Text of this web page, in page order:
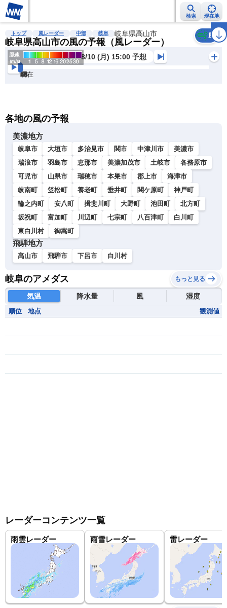
検索 現在地
雨雲レーダー 台風情報 地震情報 警報・注意報 2週間天気 ラ
トップ 風レーダー 中部 岐阜 岐阜県高山市
岐阜県高山市の風の予報（風レーダー）
風
8/10 (月) 15:00 予想
現在
6h
12
24
36
48
60
72
各地の風の予報
美濃地方
岐阜市 大垣市 多治見市 関市 中津川市
美濃市
瑞浪市
羽島市 恵那市 美濃加茂市 土岐市
各務原市
可児市
山県市 瑞穂市 本巣市 郡上市
海津市
岐南町
笠松町 養老町 垂井町 関ケ原町
神戸町
輪之内町
安八町 揖斐川町 大野町 池田町
北方町
坂祝町
富加町 川辺町 七宗町 八百津町
白川町
東白川村
御嵩町
飛騨地方
高山市 飛騨市 下呂市 白川村
岐阜のアメダス もっと見る
気温 降水量 風 湿度
順位 地点 観測値
レーダーコンテンツ一覧
雨雲レーダー 雨雪レーダー 雷レーダー